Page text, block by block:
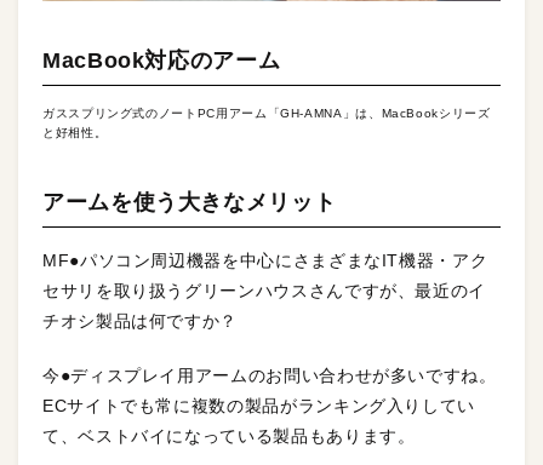
MacBook対応のアーム
ガススプリング式のノートPC用アーム「GH-AMNA」は、MacBookシリーズ
と好相性。
アームを使う大きなメリット
MF●パソコン周辺機器を中心にさまざまなIT機器・アク
セサリを取り扱うグリーンハウスさんですが、最近のイ
チオシ製品は何ですか？
今●ディスプレイ用アームのお問い合わせが多いですね。
ECサイトでも常に複数の製品がランキング入りしてい
て、ベストバイになっている製品もあります。